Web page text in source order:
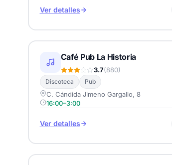
Ver detalles
Café Pub La Historia
3.7(880)
Discoteca Pub
C. Cándida Jimeno Gargallo, 8
16:00–3:00
Ver detalles